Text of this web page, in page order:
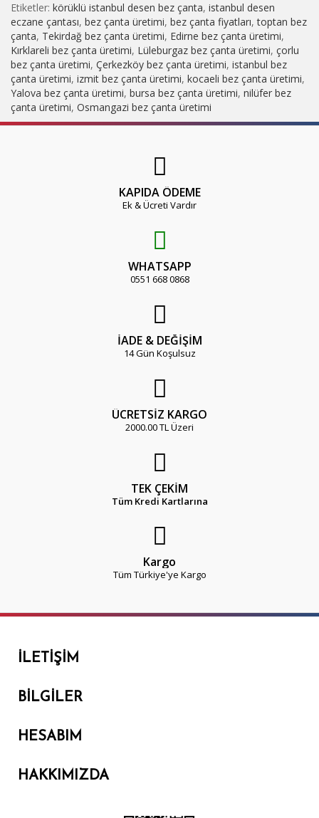
Etiketler: körüklü istanbul desen bez çanta, istanbul desen
eczane çantası, bez çanta üretimi, bez çanta fiyatları,toptan bez
çanta, Tekirdağ bez çanta üretimi, Edirne bez çanta üretimi,
Kırklareli bez çanta üretimi, Lüleburgaz bez çanta üretimi, çorlu
bez çanta üretimi, Çerkezköy bez çanta üretimi, istanbul bez
çanta üretimi, izmit bez çanta üretimi, kocaeli bez çanta üretimi,
Yalova bez çanta üretimi, bursa bez çanta üretimi, nilüfer bez
çanta üretimi, Osmangazi bez çanta üretimi
KAPIDA ÖDEME
Ek & Ücreti Vardır
WHATSAPP
0551 668 0868
İADE & DEĞİŞİM
14 Gün Koşulsuz
ÜCRETSİZ KARGO
2000.00 TL Üzeri
TEK ÇEKİM
Tüm Kredi Kartlarına
Kargo
Tüm Türkiye'ye Kargo
İLETIŞIM
BILGILER
HESABIM
HAKKIMIZDA